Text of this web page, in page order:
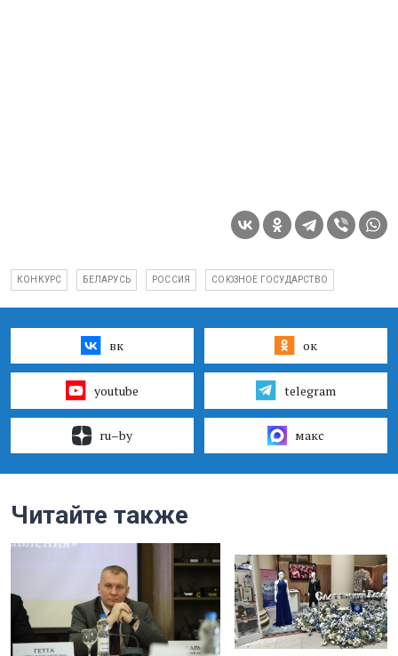
КОНКУРС БЕЛАРУСЬ РОССИЯ СОЮЗНОЕ ГОСУДАРСТВО
вк ок
youtube telegram
ru–by макс
Читайте также